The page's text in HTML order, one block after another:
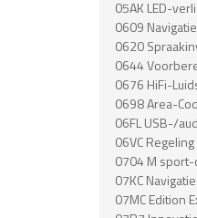
05AK LED-
0609
0620
0644
0676 HiFi-
0698 Area-
06FL USB-/
06VC
0704 M
07KC
07MC Edition